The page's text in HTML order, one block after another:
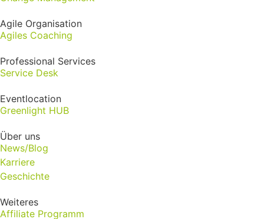
Agile Organisation
Agiles Coaching
Professional Services
Service Desk
Eventlocation
Greenlight HUB
Über uns
News/Blog
Karriere
Geschichte
Weiteres
Affiliate Programm